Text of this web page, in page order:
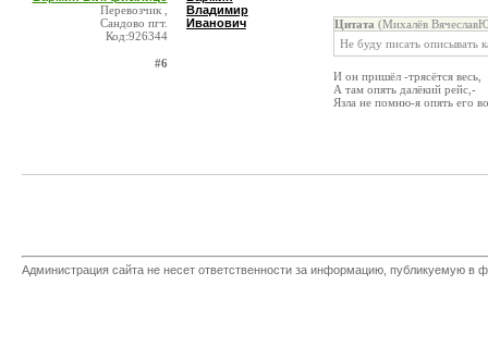
Перевозчик ,
Сандово пгт.
Код:926344
#6
Владимир
Иванович
Цитата (Михалёв
Не буду писать описывать
И он пришёл -трясётся весь,
А там опять далёкий рейс,-
Язла не помню-я опять его
Администрация сайта не несет ответственности за информацию, публикуемую